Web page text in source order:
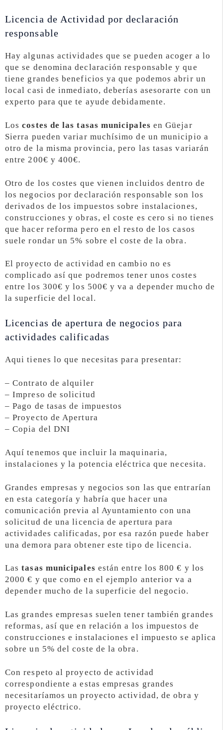
Licencia de Actividad por declaración
responsable
Hay algunas actividades que se pueden acoger a lo
que se denomina declaración responsable y que
tiene grandes beneficios ya que podemos abrir un
local casi de inmediato, deberías asesorarte con un
experto para que te ayude debidamente.
Loscostes de las tasas municipales en Güejar
Sierra pueden variar muchísimo de un municipio a
otro de la misma provincia, pero las tasas variarán
entre 200€ y 400€.
Otro de los costes que vienen incluidos dentro de
los negocios por declaración responsable son los
derivados de los impuestos sobre instalaciones,
construcciones y obras, el coste es cero si no tienes
que hacer reforma pero en el resto de los casos
suele rondar un 5% sobre el coste de la obra.
El proyecto de actividad en cambio no es
complicado así que podremos tener unos costes
entre los 300€ y los 500€ y va a depender mucho de
la superficie del local.
Licencias de apertura de negocios para
actividades calificadas
Aqui tienes lo que necesitas para presentar:
– Contrato de alquiler
– Impreso de solicitud
– Pago de tasas de impuestos
– Proyecto de Apertura
– Copia del DNI
Aquí tenemos que incluir la maquinaria,
instalaciones y la potencia eléctrica que necesita.
Grandes empresas y negocios son las que entrarían
en esta categoría y habría que hacer una
comunicación previa al Ayuntamiento con una
solicitud de una licencia de apertura para
actividades calificadas, por esa razón puede haber
una demora para obtener este tipo de licencia.
Lastasas municipales están entre los 800 € y los
2000 € y que como en el ejemplo anterior va a
depender mucho de la superficie del negocio.
Las grandes empresas suelen tener también grandes
reformas, así que en relación a los impuestos de
construcciones e instalaciones el impuesto se aplica
sobre un 5% del coste de la obra.
Con respeto al proyecto de actividad
correspondiente a estas empresas grandes
necesitaríamos un proyecto actividad, de obra y
proyecto eléctrico.